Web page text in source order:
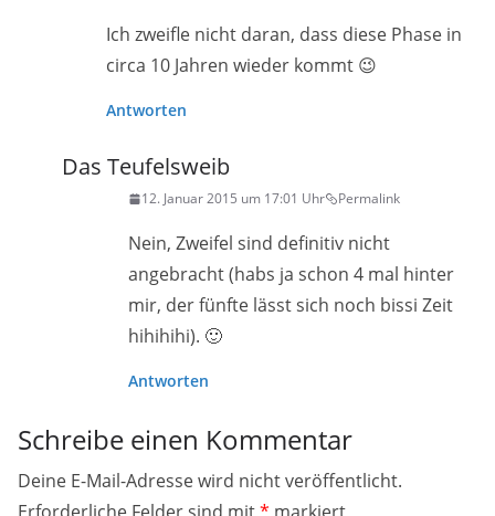
Ich zweifle nicht daran, dass diese Phase in
circa 10 Jahren wieder kommt 😉
Antworten
Das Teufelsweib
12. Januar 2015 um 17:01 Uhr Permalink
Nein, Zweifel sind definitiv nicht
angebracht (habs ja schon 4 mal hinter
mir, der fünfte lässt sich noch bissi Zeit
hihihihi). 🙂
Antworten
Schreibe einen Kommentar
Deine E-Mail-Adresse wird nicht veröffentlicht.